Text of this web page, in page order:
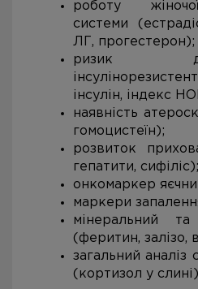
роботу
системи
ЛГ, прогестерон);
ризик
інсулін, індекс
наявність
гомоцистеїн);
розвиток
гепатити, сифіліс);
онкомаркер
маркери
мінеральний та
(феритин, залізо,
загальний аналіз
(кортизол у